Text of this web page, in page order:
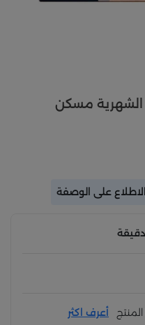
الشهرية مسكن
على الوصفة
أعرف اكثر